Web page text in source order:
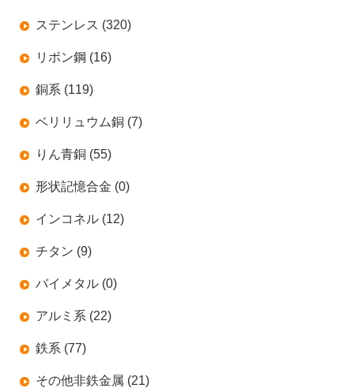
ステンレス (320)
リボン鋼 (16)
銅系 (119)
ベリリュウム銅 (7)
りん青銅 (55)
形状記憶合金 (0)
インコネル (12)
チタン (9)
バイメタル (0)
アルミ系 (22)
鉄系 (77)
その他非鉄金属 (21)